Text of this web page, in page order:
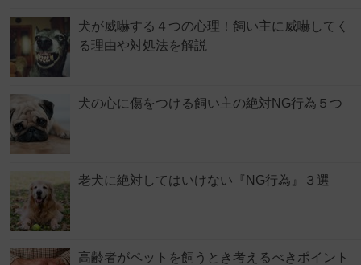
犬が威嚇する４つの心理！飼い主に威嚇してく
る理由や対処法を解説
犬の心に傷をつける飼い主の絶対NG行為５つ
老犬に絶対してはいけない『NG行為』３選
高齢者がペットを飼うとき考えるべきポイント